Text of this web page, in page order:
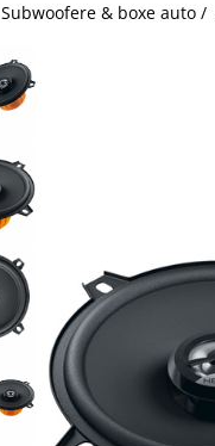
Subwoofere & boxe auto /